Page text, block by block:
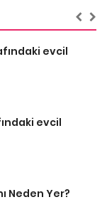
evcil
evcil
Neden Yer?